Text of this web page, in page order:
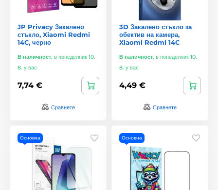
JP Privacy Закалено
стъкло, Xiaomi Redmi
14C, черно
В наличност, в понеделник 10.
8. у вас
7,74 €
Сравнете
3D Закалено стъкло за
обектив на камера,
Xiaomi Redmi 14C
В наличност, в понеделник 10.
8. у вас
4,49 €
Сравнете
Основна Основна